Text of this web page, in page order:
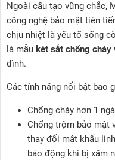
Ngoài cấu tạo vững chắc,
công nghệ bảo mật tiên
chịu nhiệt là yếu tố sống
là mẫu két sắt chống cháy
đình.
Các tính năng nổi bật bao
Chống cháy hơn 1
Chống trộm bảo mật
thay đổi mật khẩu
báo động khi bị xâm